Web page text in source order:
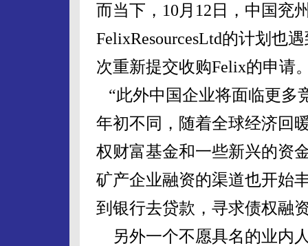
而当下，10月12日，中国兖
FelixResourcesLtd的计划也
次重新提交收购Felix的申请
“此外中国企业将面临更多
年初不同，随着全球经济回
权财富基金和一些新兴的资
矿产企业融资的渠道也开始
到银行去贷款，寻求债权融
另外一个不愿具名的业内